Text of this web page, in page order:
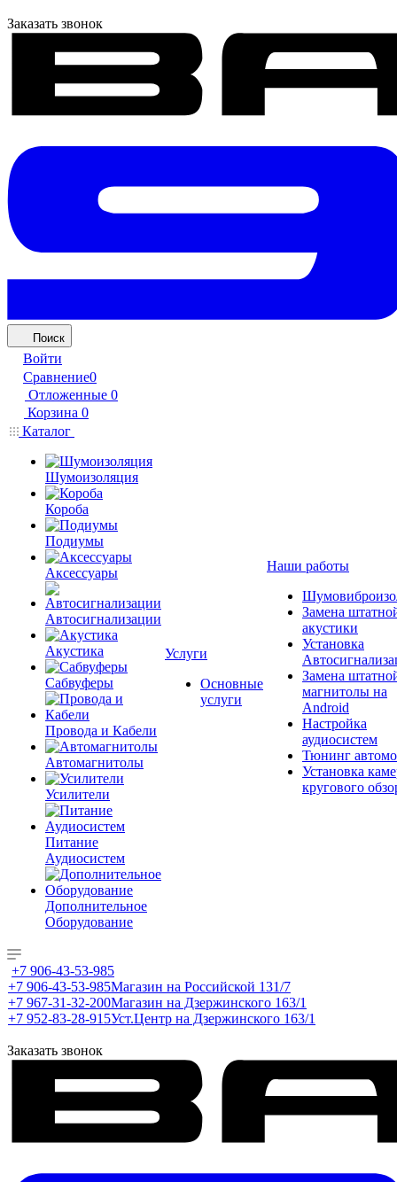
Заказать звонок
Поиск
Войти
Сравнение0
Отложенные 0
Корзина 0
Каталог
Шумоизоляция
Короба
Подиумы
Аксессуары
Автосигнализации
Акустика
Сабвуферы
Провода и Кабели
Автомагнитолы
Усилители
Питание
Аудиосистем
Дополнительное
Оборудование
Услуги
Основные
услуги
Наши работы
Замена
акустики
Установка
Замена
магнитолы на
Android
Настройка
аудиосистем
Тюнинг
Установка
кругового
+7 906-43-53-985
+7 906-43-53-985Магазин на Российской 131/7
+7 967-31-32-200Магазин на Дзержинского 163/1
+7 952-83-28-915Уст.Центр на Дзержинского 163/1
Заказать звонок